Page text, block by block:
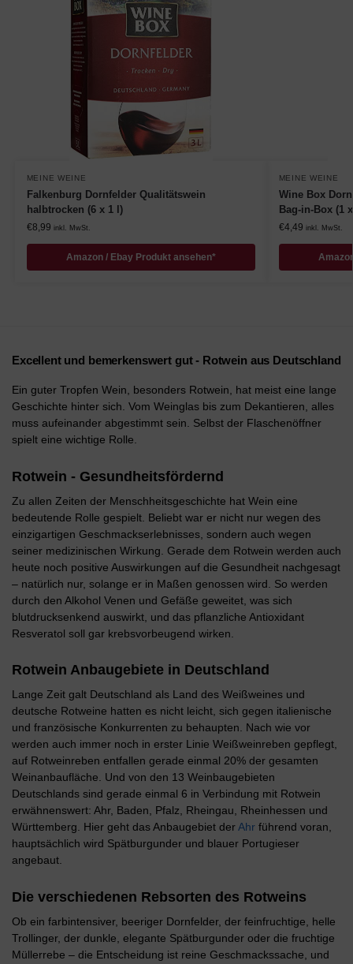
MEINE WEINE
Falkenburg Dornfelder Qualitätswein
halbtrocken (6 x 1 l)
€8,99 inkl. MwSt.
Amazon / Ebay Produkt ansehen*
MEINE WEINE
Wine Box
Bag-in-Box (1
€4,49 inkl. MwSt.
Excellent und bemerkenswert gut - Rotwein aus Deutschland
Ein guter Tropfen Wein, besonders Rotwein, hat meist eine lange
Geschichte hinter sich. Vom Weinglas bis zum Dekantieren, alles
muss aufeinander abgestimmt sein. Selbst der Flaschenöffner
spielt eine wichtige Rolle.
Rotwein - Gesundheitsfördernd
Zu allen Zeiten der Menschheitsgeschichte hat Wein eine
bedeutende Rolle gespielt. Beliebt war er nicht nur wegen des
einzigartigen Geschmackserlebnisses, sondern auch wegen
seiner medizinischen Wirkung. Gerade dem Rotwein werden auch
heute noch positive Auswirkungen auf die Gesundheit nachgesagt
– natürlich nur, solange er in Maßen genossen wird. So werden
durch den Alkohol Venen und Gefäße geweitet, was sich
blutdrucksenkend auswirkt, und das pflanzliche Antioxidant
Resveratol soll gar krebsvorbeugend wirken.
Rotwein Anbaugebiete in Deutschland
Lange Zeit galt Deutschland als Land des Weißweines und
deutsche Rotweine hatten es nicht leicht, sich gegen italienische
und französische Konkurrenten zu behaupten. Nach wie vor
werden auch immer noch in erster Linie Weißweinreben gepflegt,
auf Rotweinreben entfallen gerade einmal 20% der gesamten
Weinanbaufläche. Und von den 13 Weinbaugebieten
Deutschlands sind gerade einmal 6 in Verbindung mit Rotwein
erwähnenswert: Ahr, Baden, Pfalz, Rheingau, Rheinhessen und
Württemberg. Hier geht das Anbaugebiet derAhr führend voran,
hauptsächlich wird Spätburgunder und blauer Portugieser
angebaut.
Die verschiedenen Rebsorten des Rotweins
Ob ein farbintensiver, beeriger Dornfelder, der feinfruchtige, helle
Trollinger, der dunkle, elegante Spätburgunder oder die fruchtige
Müllerrebe – die Entscheidung ist reine Geschmackssache, und